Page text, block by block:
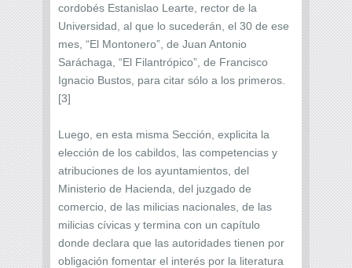
cordobés Estanislao Learte, rector de la
Universidad, al que lo sucederán, el 30 de ese
mes, “El Montonero”, de Juan Antonio
Saráchaga, “El Filantrópico”, de Francisco
Ignacio Bustos, para citar sólo a los primeros.
[3]
Luego, en esta misma Sección, explicita la
elección de los cabildos, las competencias y
atribuciones de los ayuntamientos, del
Ministerio de Hacienda, del juzgado de
comercio, de las milicias nacionales, de las
milicias cívicas y termina con un capítulo
donde declara que las autoridades tienen por
obligación fomentar el interés por la literatura